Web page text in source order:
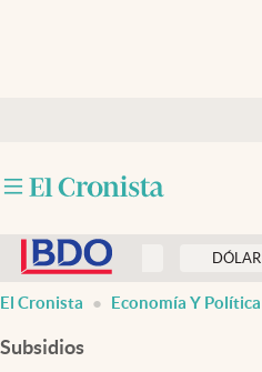
Otras secciones
0.33% DÓLAR BLUE $
El Cronista Economía Y Política
Subsidios